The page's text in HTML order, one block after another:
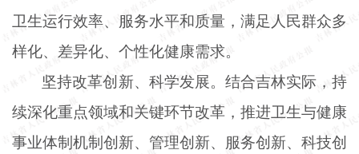
卫生运行效率、服务水平和质量，满足人民群众多
样化、差异化、个性化健康需求。
坚持改革创新、科学发展。结合吉林实际，持
续深化重点领域和关键环节改革，推进卫生与健康
事业体制机制创新、管理创新、服务创新、科技创